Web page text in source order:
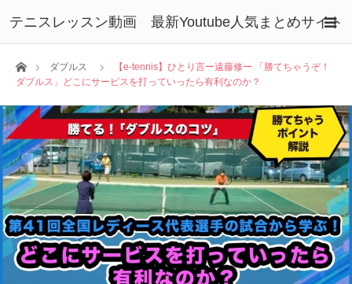
テニスレッスン動画 最新Youtube人気まとめサイト
ホームダブルス
【e-tennis】ひとり言ー遠藤修ー 「勝てちゃうぞ！
ダブルス」どこにサービスを打っていったら有利なのか？